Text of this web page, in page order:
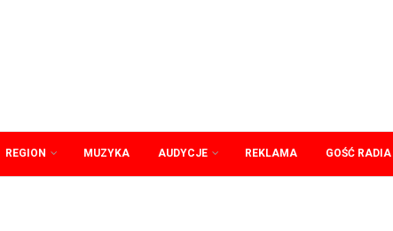
REGION MUZYKA AUDYCJE REKLAMA GOŚĆ RADIA